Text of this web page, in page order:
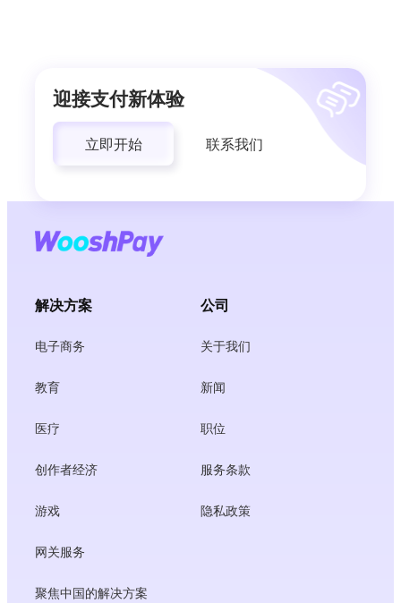
迎接支付新体验
立即开始 联系我们
解决方案
电子商务
教育
医疗
创作者经济
游戏
网关服务
聚焦中国的解决方案
公司
关于我们
新闻
职位
服务条款
隐私政策